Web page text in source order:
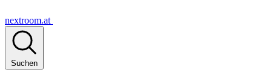
nextroom.at
Suchen